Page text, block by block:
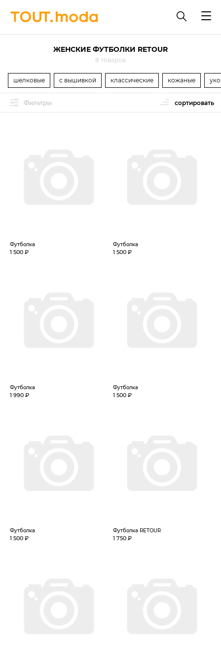
ЖЕНСКИЕ ФУТБОЛКИ RETOUR
8 товаров
шелковые с вышивкой классические кожаные
Фильтры сортировать
Футболка
1 500 ₽
Футболка
1 500 ₽
Футболка
1 990 ₽
Футболка
1 500 ₽
Футболка
1 500 ₽
Футболка RETOUR
1 750 ₽